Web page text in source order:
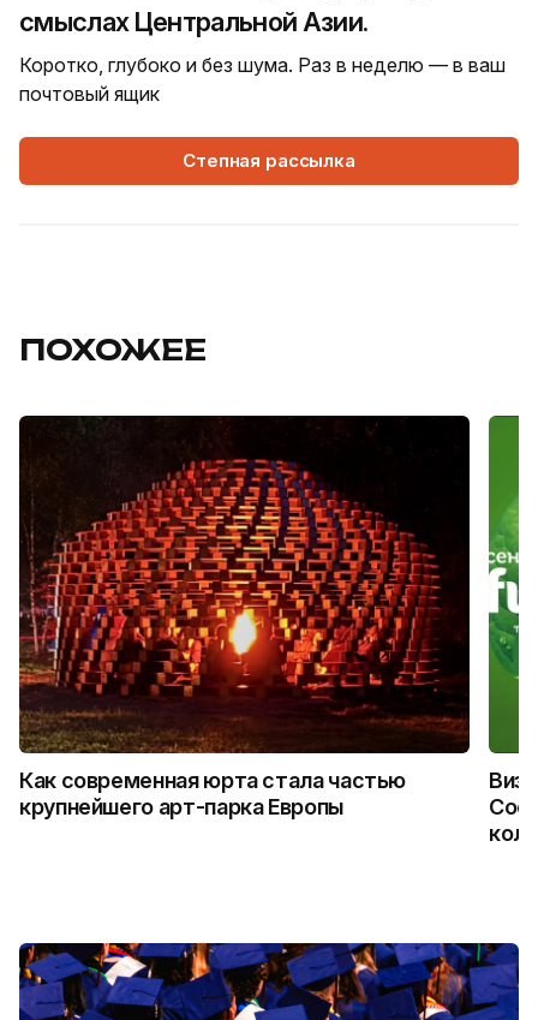
смыслах Центральной Азии.
Коротко, глубоко и без шума. Раз в неделю — в ваш
почтовый ящик
Степная рассылка
ПОХОЖЕЕ
Как современная юрта стала частью
крупнейшего арт-парка Европы